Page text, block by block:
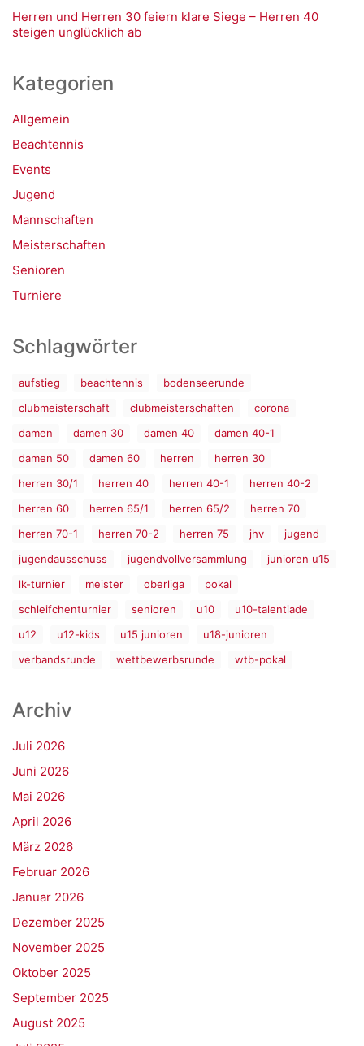
Herren und Herren 30 feiern klare Siege – Herren 40
steigen unglücklich ab
Kategorien
Allgemein
Beachtennis
Events
Jugend
Mannschaften
Meisterschaften
Senioren
Turniere
Schlagwörter
aufstieg beachtennis
bodenseerunde
clubmeisterschaft
clubmeisterschaften
corona
damen
damen 30 damen 40
damen 40-1
damen 50
damen 60 herren
herren 30
herren 30/1
herren 40 herren 40-1
herren 40-2
herren 60
herren 65/1 herren 65/2
herren 70
herren 70-1
herren 70-2 herren 75 jhv
jugend
jugendausschuss
jugendvollversammlung
junioren u15
lk-turnier
meister oberliga
pokal
schleifchenturnier
senioren u10
u10-talentiade
u12
u12-kids u15 junioren
u18-junioren
verbandsrunde
wettbewerbsrunde wtb-pokal
Archiv
Juli 2026
Juni 2026
Mai 2026
April 2026
März 2026
Februar 2026
Januar 2026
Dezember 2025
November 2025
Oktober 2025
September 2025
August 2025